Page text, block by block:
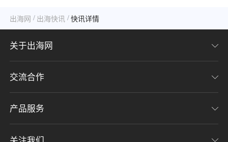
出海网 / 出海快讯 / 快讯详情
关于出海网
关于我们
加入我们
交流合作
联系我们
意见反馈
产品服务